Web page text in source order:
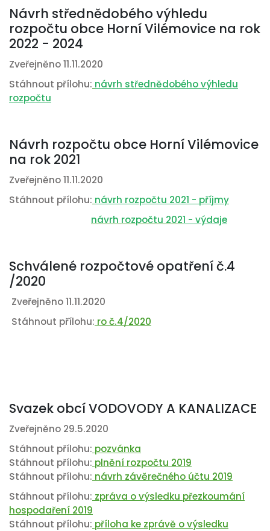
Návrh střednědobého výhledu
rozpočtu obce Horní Vilémovice na rok
2022 - 2024
Zveřejněno 11.11.2020
Stáhnout přílohu: návrh střednědobého výhledu
rozpočtu
Návrh rozpočtu obce Horní Vilémovice
na rok 2021
Zveřejněno 11.11.2020
Stáhnout přílohu: návrh rozpočtu 2021 - příjmy
návrh rozpočtu 2021 - výdaje
Schválené rozpočtové opatření č.4
/2020
Zveřejněno 11.11.2020
Stáhnout přílohu: ro č.4/2020
Svazek obcí VODOVODY A KANALIZACE
Zveřejněno 29.5.2020
Stáhnout přílohu: pozvánka
Stáhnout přílohu: plnění rozpočtu 2019
Stáhnout přílohu: návrh závěrečného účtu 2019
Stáhnout přílohu: zpráva o výsledku přezkoumání
hospodaření 2019
Stáhnout přílohu: příloha ke zprávě o výsledku